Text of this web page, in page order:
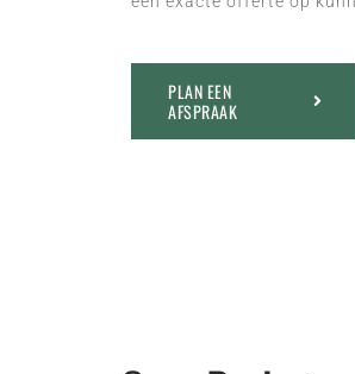
PLAN EEN
AFSPRAAK